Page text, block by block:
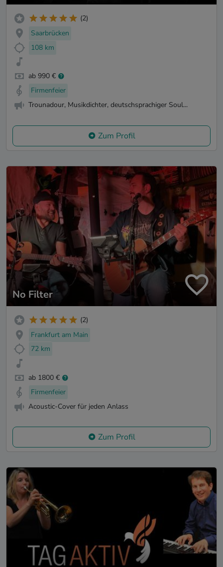
(2)
Saarbrücken
108 km
ab 990 €
Firmenfeier
Trounadour, Musikdichter, deutschsprachiger Soul...
Zum Profil
No Filter
(2)
Frankfurt am Main
72 km
ab 1800 €
Firmenfeier
Acoustic-Cover für jeden Anlass
Zum Profil